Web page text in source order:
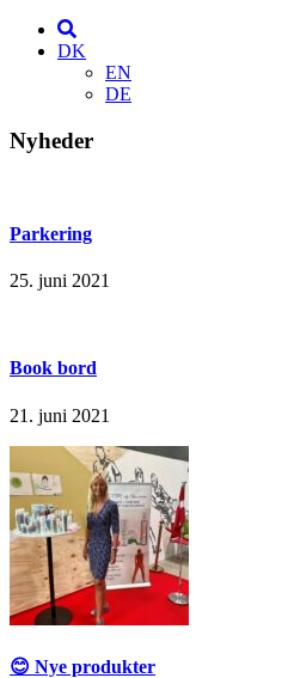
DK
EN
DE
Nyheder
Parkering
25. juni 2021
Book bord
21. juni 2021
😊 Nye produkter